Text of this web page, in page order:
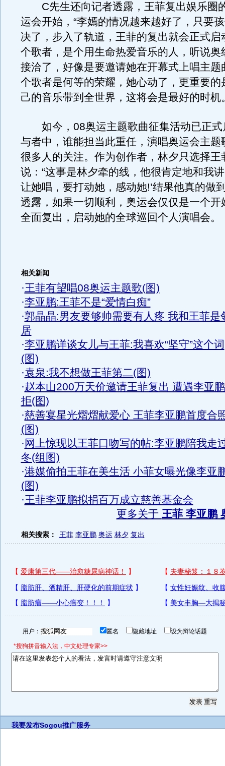
C先生还向记者透露，王菲复出娱乐圈
运会开始，“李嫣的情况越来越好了，只要
决了，步入了轨道，王菲的复出就会正式启
个歌者，是个用生命热爱音乐的人，听说奥
接洽了，好像是要邀请她在开幕式上唱主题
个歌者是何等的荣耀，她心动了，更重要的
己的音乐带到全世界，这将会是最好的时机
如今，08奥运主题歌曲征集活动已正式
与者中，谁能担当此重任，演唱奥运会主题
很多人的关注。作为创作者，林夕只选择王
说：“这事是林夕牵的线，他很肯定地和我
让她唱，要打动她，感动她!’结果他真的做
透露，如果一切顺利，奥运会仅仅是一个开
全面复出，启动她的全球巡回个人演唱会。
相关新闻
·王菲有望唱08奥运主题歌(图)
·李亚鹏:王菲不是“爱情白痴”
·郭晶晶:男友要够帅需要有人疼 我和王菲是
居
·李亚鹏详谈女儿与王菲:我喜欢“坚守”这个词
(图)
·袁泉:我不想做王菲第二(图)
·赵本山200万天价邀请王菲复出 遭遇李亚
拒(图)
·慈善宴星光熠熠献爱心 王菲李亚鹏首度合
(图)
· 网上惊现以王菲口吻写的帖:李亚鹏陪我走
冬(组图)
·港媒偷拍王菲在美生活 小菲女曝光像李亚
(图)
·王菲李亚鹏拟捐百万成立慈善基金会
更多关于 王菲 李亚鹏
相关搜索： 王菲 李亚鹏 奥运 林夕 复出
用户： 匿名 隐藏地址 设为辩论话题
*搜狗拼音输入法，中文处理专家>>
我要发布Sogou推广服务